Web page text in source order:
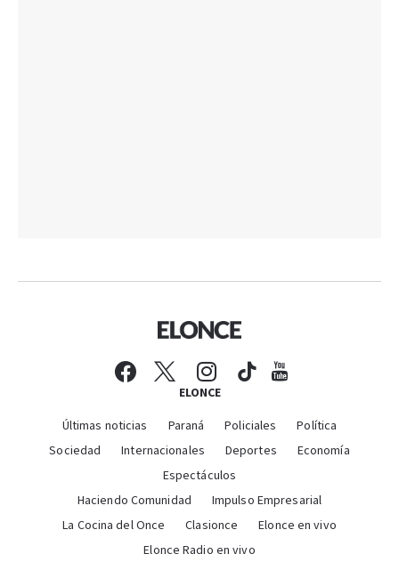
ELONCE
Últimas noticias Paraná Policiales
Política
Sociedad
Internacionales Deportes
Economía
Espectáculos
Haciendo Comunidad
Impulso Empresarial
La Cocina del Once
Clasionce
Elonce en vivo
Elonce Radio en vivo